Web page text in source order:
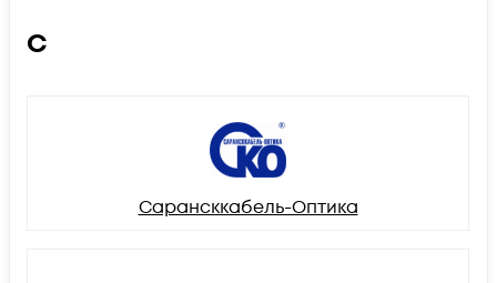
С
Сарансккабель-Оптика